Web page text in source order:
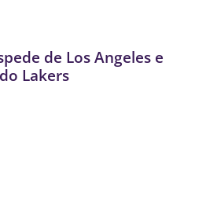
de Los Angeles e
Lakers